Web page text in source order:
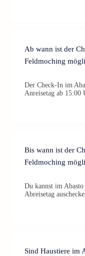
Ab wann ist der
Feldmoching
Der Check-In im
Anreisetag ab 15:00
Bis wann ist der
Feldmoching
Du kannst im
Abreisetag
Sind Haustiere im